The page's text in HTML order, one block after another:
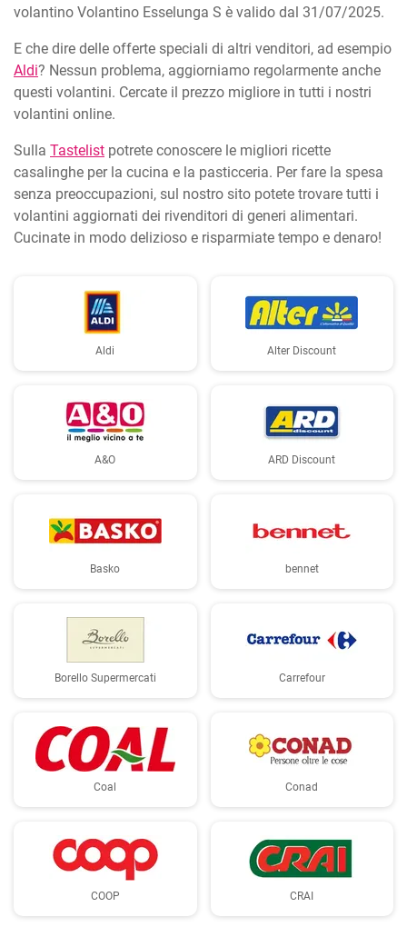
volantino Volantino Esselunga S è valido dal 31/07/2025.
E che dire delle offerte speciali di altri venditori, ad esempio
Aldi? Nessun problema, aggiorniamo regolarmente anche
questi volantini. Cercate il prezzo migliore in tutti i nostri
volantini online.
Sulla Tastelist potrete conoscere le migliori ricette
casalinghe per la cucina e la pasticceria. Per fare la spesa
senza preoccupazioni, sul nostro sito potete trovare tutti i
volantini aggiornati dei rivenditori di generi alimentari.
Cucinate in modo delizioso e risparmiate tempo e denaro!
Aldi Alter Discount
A&O ARD Discount
Basko bennet
Borello Supermercati Carrefour
Coal Conad
COOP CRAI